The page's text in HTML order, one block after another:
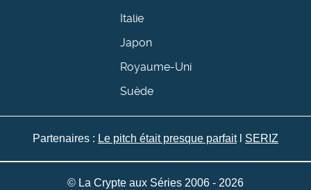
Italie
Japon
Royaume-Uni
Suède
Partenaires : Le pitch était presque parfaitl SERIZ
© La Crypte aux Séries 2006 - 2026